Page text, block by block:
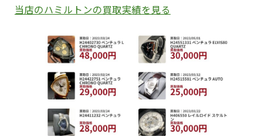
当店のハミルトンの買取実績を見る